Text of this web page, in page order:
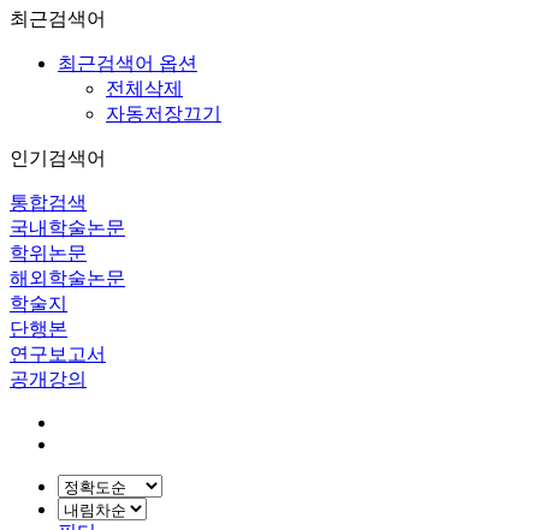
최근검색어
최근검색어 옵션
전체삭제
자동저장끄기
인기검색어
통합검색
국내학술논문
학위논문
해외학술논문
학술지
단행본
연구보고서
공개강의